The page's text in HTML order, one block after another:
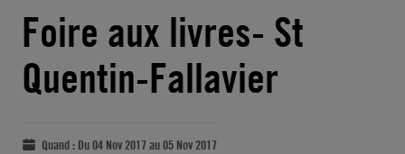
Foire aux livres- St
Quentin-Fallavier
Quand : Du 04 Nov 2017 au 05 Nov 2017